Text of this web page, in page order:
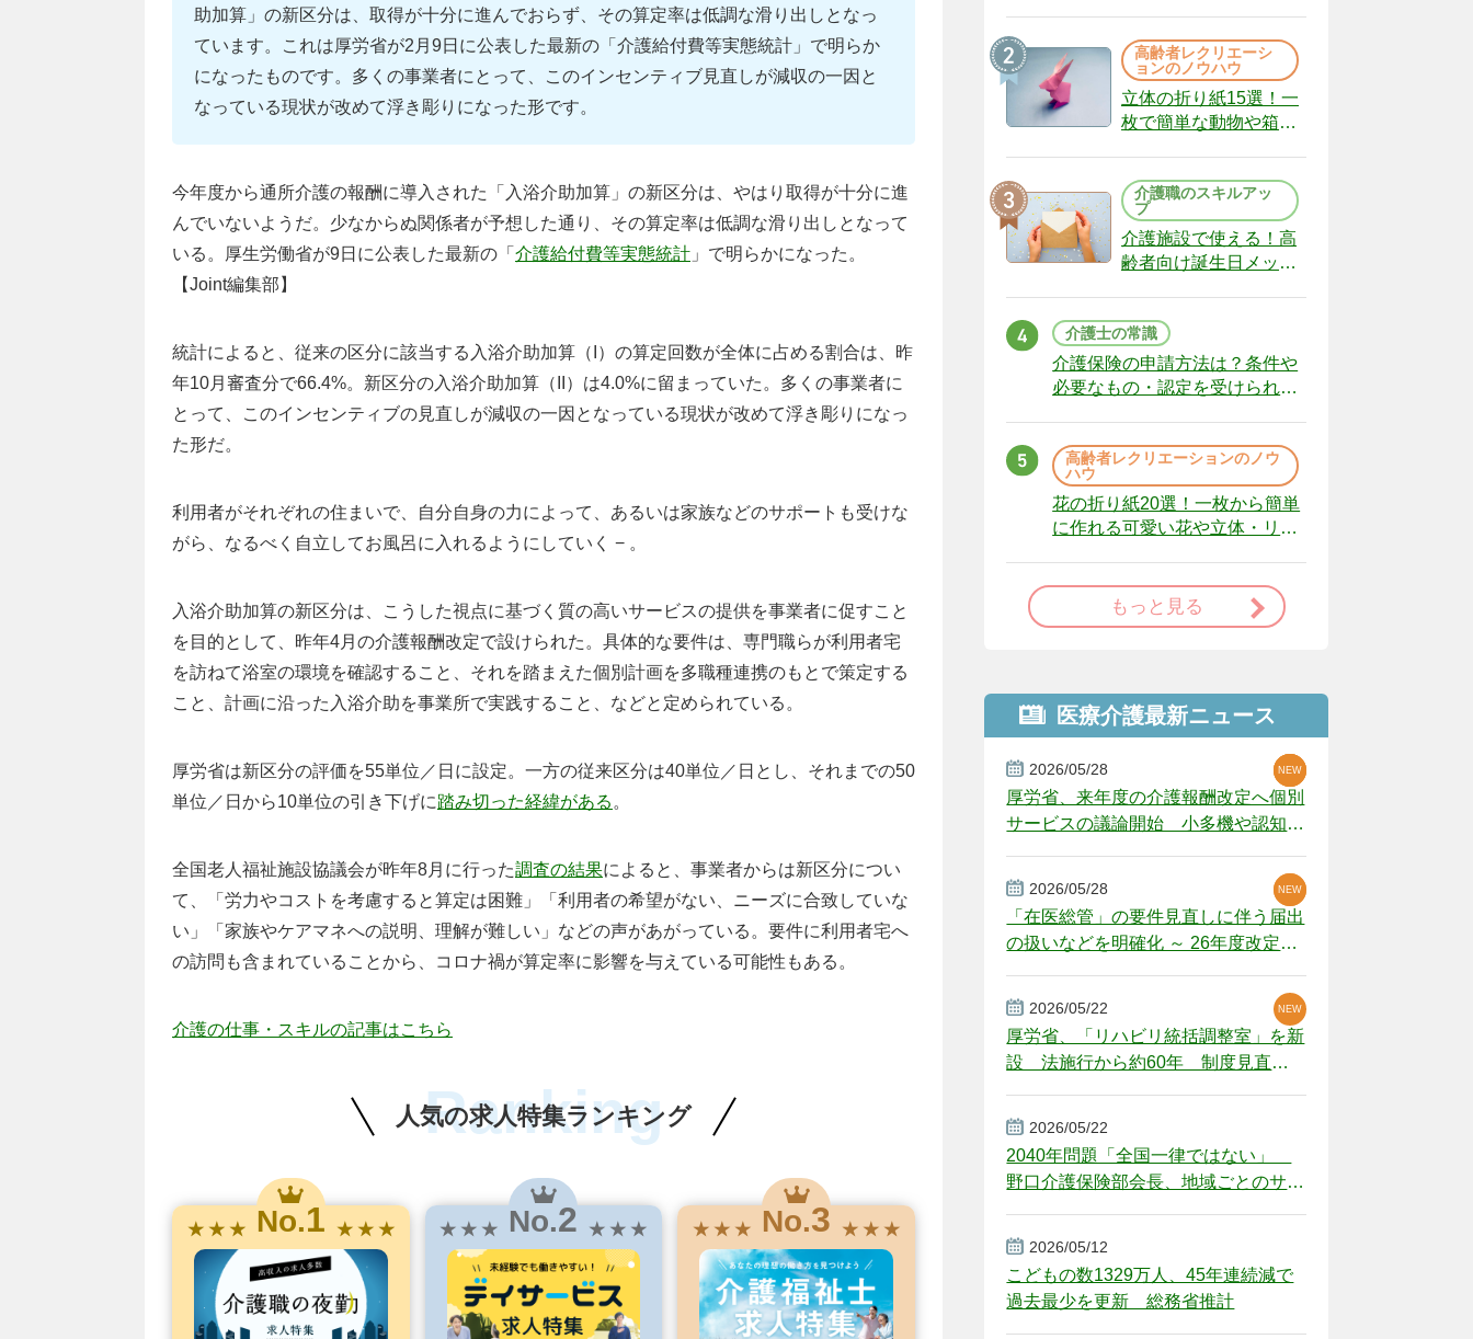
助加算」の新区分は、取得が十分に進んでおらず、その算定率は低調な滑り出しとなっ
ています。これは厚労省が2月9日に公表した最新の「介護給付費等実態統計」で明らか
になったものです。多くの事業者にとって、このインセンティブ見直しが減収の一因と
なっている現状が改めて浮き彫りになった形です。
今年度から通所介護の報酬に導入された「入浴介助加算」の新区分は、やはり取得が十分に進
んでいないようだ。少なからぬ関係者が予想した通り、その算定率は低調な滑り出しとなって
いる。厚生労働省が9日に公表した最新の「 介護給付費等実態統計 」で明らかになった。
【Joint編集部】
統計によると、従来の区分に該当する入浴介助加算（I）の算定回数が全体に占める割合は、昨
年10月審査分で66.4%。新区分の入浴介助加算（II）は4.0%に留まっていた。多くの事業者に
とって、このインセンティブの見直しが減収の一因となっている現状が改めて浮き彫りになっ
た形だ。
利用者がそれぞれの住まいで、自分自身の力によって、あるいは家族などのサポートも受けな
がら、なるべく自立してお風呂に入れるようにしていく − 。
入浴介助加算の新区分は、こうした視点に基づく質の高いサービスの提供を事業者に促すこと
を目的として、昨年4月の介護報酬改定で設けられた。具体的な要件は、専門職らが利用者宅
を訪ねて浴室の環境を確認すること、それを踏まえた個別計画を多職種連携のもとで策定する
こと、計画に沿った入浴介助を事業所で実践すること、などと定められている。
厚労省は新区分の評価を55単位／日に設定。一方の従来区分は40単位／日とし、それまでの50
単位／日から10単位の引き下げに踏み切った経緯がある 。
全国老人福祉施設協議会が昨年8月に行った調査の結果によると、事業者からは新区分につい
て、「労力やコストを考慮すると算定は困難」「利用者の希望がない、ニーズに合致していな
い」「家族やケアマネへの説明、理解が難しい」などの声があがっている。要件に利用者宅へ
の訪問も含まれていることから、コロナ禍が算定率に影響を与えている可能性もある。
介護の仕事・スキルの記事はこちら
人気の求人特集ランキング
Ranking
★ ★ ★ No.1 ★ ★ ★ ★ ★ ★ No.2 ★ ★ ★ ★ ★ ★ No.3 ★ ★ ★
（22）
高齢者レクリエーシ
ョンのノウハウ
立体の折り紙15選！一
枚で簡単な動物や箱、
介護職のスキルアッ
プ
介護施設で使える！高
齢者向け誕生日メッセ
介護士の常識
介護保険の申請方法は？条件や
必要なもの・認定を受けられな
高齢者レクリエーションのノウ
ハウ
花の折り紙20選！一枚から簡単
に作れる可愛い花や立体・リー
もっと見る
医療介護最新ニュース
2026/05/28
厚労省、来年度の介護報酬改定へ個別
サービスの議論開始 小多機や認知症
NEW
NEW
NEW
2026/05/28
「在医総管」の要件見直しに伴う届出
の扱いなどを明確化 ～ 26年度改定疑
NEW
NEW
2026/05/22
厚労省、「リハビリ統括調整室」を新
設 法施行から約60年 制度見直し
NEW
2026/05/22
2040年問題「全国一律ではない」
野口介護保険部会長、地域ごとのサー
2026/05/12
こどもの数1329万人、45年連続減で
過去最少を更新 総務省推計